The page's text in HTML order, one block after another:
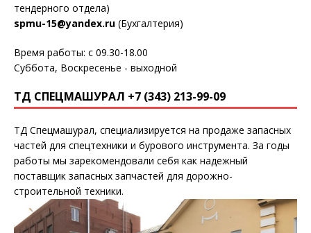
тендерного отдела)
spmu-15@yandex.ru (Бухгалтерия)
Время работы: с 09.30-18.00
Суббота, Воскресенье - выходной
ТД СПЕЦМАШУРАЛ +7 (343) 213-99-09
ТД Спецмашурал, специализируется на продаже запасных
частей для спецтехники и бурового инструмента. За годы
работы мы зарекомендовали себя как надежный
поставщик запасных запчастей для дорожно-
строительной техники.